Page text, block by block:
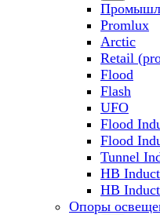
Promlux
Arctic
Retail
Flood
Flash
UFO
Flood
Flood
Tunnel
HB
HB
Опоры